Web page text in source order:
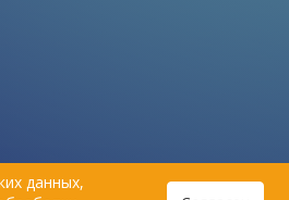
данных,